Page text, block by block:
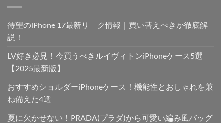
待望のiPhone 17最新リーク情報｜買い替えべきか徹底解
説！
LV好き必見！今買うべきルイヴィトンiPhoneケース5選
【2025最新版】
おすすめショルダーiPhoneケース！機能性とおしゃれを兼
ね備えた4選
夏に欠かせない！PRADA(プラダ)から可愛い編み風バッグ